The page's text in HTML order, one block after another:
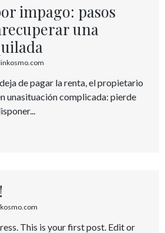
impago: pasos
una
de pagar la renta, el propietario
unasituación complicada: pierde
This is your first post. Edit or